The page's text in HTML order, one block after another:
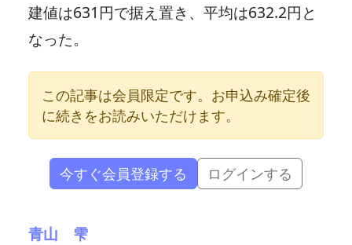
建値は631円で据え置き、平均は632.2円と
なった。
この記事は会員限定です。お申込み確定後
に続きをお読みいただけます。
今すぐ会員登録する ログインする
青山 雫